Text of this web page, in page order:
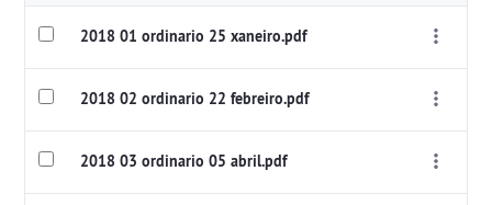
2018 01 ordinario 25 xaneiro.pdf
2018 02 ordinario 22 febreiro.pdf
2018 03 ordinario 05 abril.pdf